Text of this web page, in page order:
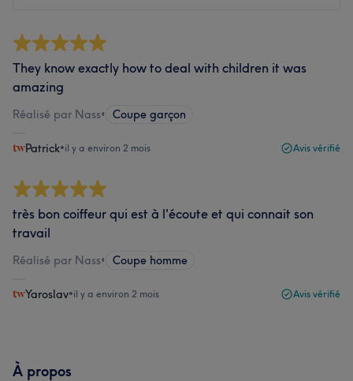
They know exactly how to deal with children it was
amazing
Réalisé par Nass• Coupe garçon
Patrick•il y a environ 2 mois Avis vérifié
très bon coiffeur qui est à l'écoute et qui connait son
travail
Réalisé par Nass• Coupe homme
Yaroslav•il y a environ 2 mois Avis vérifié
À propos